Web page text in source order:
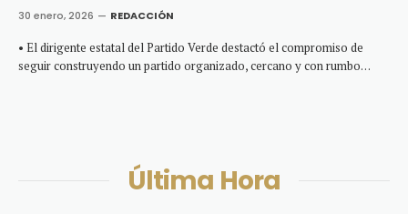
30 enero, 2026 REDACCIÓN
• El dirigente estatal del Partido Verde destactó el compromiso de
seguir construyendo un partido organizado, cercano y con rumbo…
Última Hora